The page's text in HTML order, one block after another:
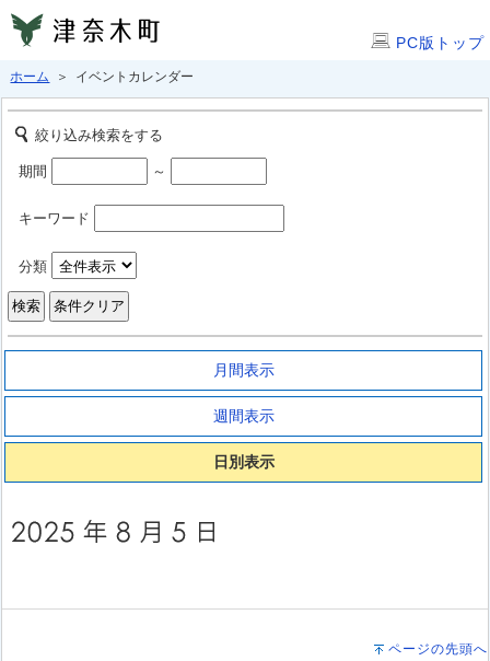
PC版トップ
ホーム ＞ イベントカレンダー
絞り込み検索をする
期間 ～
キーワード
分類
月間表示
週間表示
日別表示
ページの先頭へ